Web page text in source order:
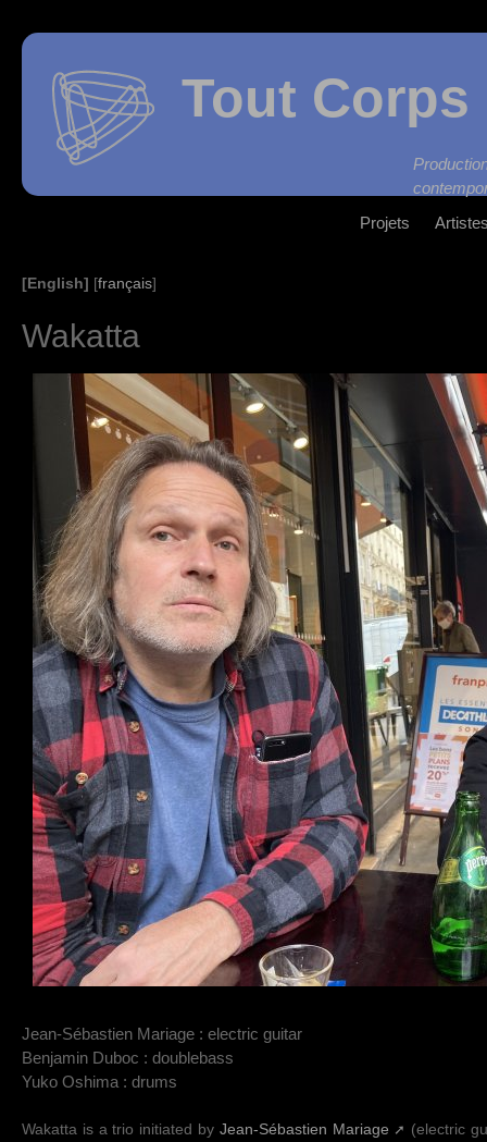
Tout Corps
Projets
[English] [français]
Wakatta
Jean-Sébastien Mariage : electric guitar
Benjamin Duboc : doublebass
Yuko Oshima : drums
Wakatta is a trio initiated by Jean-Sébastien Mariage
(electric